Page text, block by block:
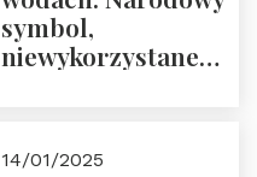
symbol,
niewykorzystane
14/01/2025